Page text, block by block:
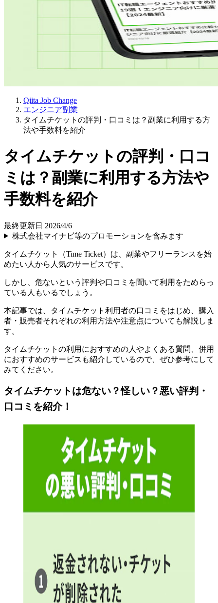
Qiita Job Change
エンジニア副業
タイムチケットの評判・口コミは？副業に利用する方
法や手数料を紹介
タイムチケットの評判・口コ
ミは？副業に利用する方法や
手数料を紹介
最終更新日 2026/4/6
株式会社マイナビ等のプロモーションを含みます
タイムチケット（Time Ticket）は、副業やフリーランスを始
めたい人から人気のサービスです。
しかし、危ないという評判や口コミを聞いて利用をためらっ
ている人もいるでしょう。
本記事では、
タイムチケット利用者の口コミをはじめ、購入
者・販売者それぞれの利用方法や注意点についても解説しま
す。
タイムチケットの利用におすすめの人やよくある質問、併用
におすすめのサービスも紹介しているので、ぜひ参考にして
みてください。
タイムチケットは危ない？怪しい？悪い評判・
口コミを紹介！